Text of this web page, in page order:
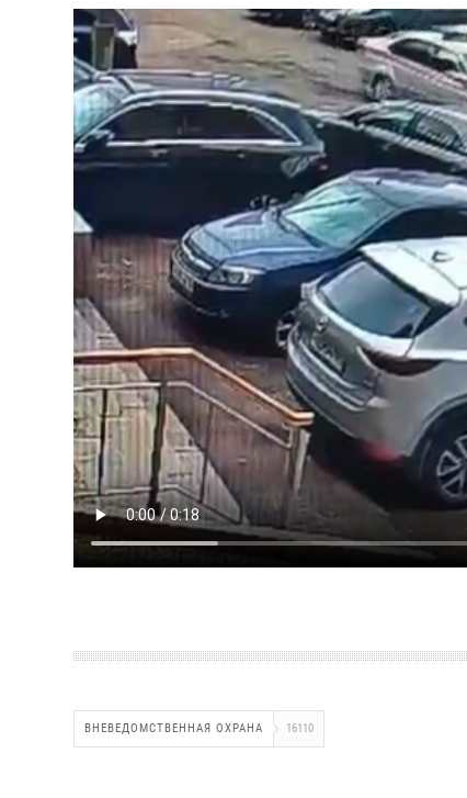
ВНЕВЕДОМСТВЕННАЯ ОХРАНА 16110